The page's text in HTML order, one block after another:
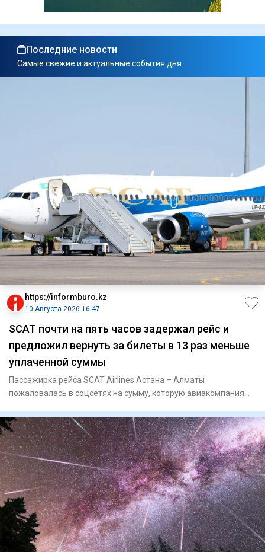
Последние новости
Самые свежие и актуальные события дня
https://informburo.kz
10 Августа 2026 16:47
SCAT почти на пять часов задержал рейс и
предложил вернуть за билеты в 13 раз меньше
уплаченной суммы
Пассажирка рейса SCAT Airlines Астана – Алматы
пожаловалась в соцсетях на сумму, которую авиакомпания